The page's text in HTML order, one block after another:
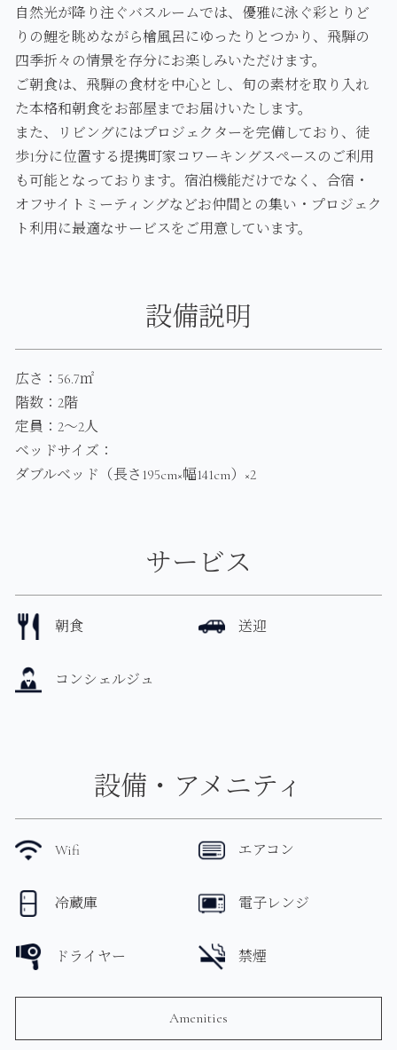
自然光が降り注ぐバスルームでは、優雅に泳ぐ彩とりど
りの鯉を眺めながら檜風呂にゆったりとつかり、飛騨の
四季折々の情景を存分にお楽しみいただけます。
ご朝食は、飛騨の食材を中心とし、旬の素材を取り入れ
た本格和朝食をお部屋までお届けいたします。
また、リビングにはプロジェクターを完備しており、徒
歩1分に位置する提携町家コワーキングスペースのご利用
も可能となっております。宿泊機能だけでなく、合宿・
オフサイトミーティングなどお仲間との集い・プロジェク
ト利用に最適なサービスをご用意しています。
設備説明
広さ：56.7㎡
階数：2階
定員：2～2人
ベッドサイズ：
ダブルベッド（長さ195cm×幅141cm）×2
サービス
朝食 送迎
コンシェルジュ
設備・アメニティ
Wifi エアコン
冷蔵庫 電子レンジ
ドライヤー 禁煙
Amenities